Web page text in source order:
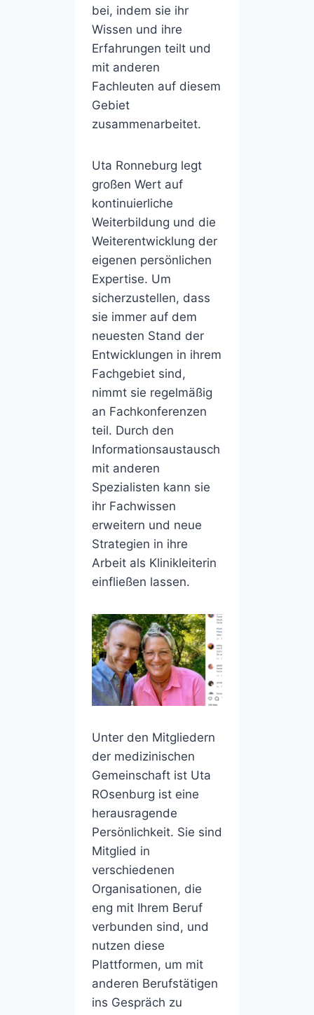
bei, indem sie ihr
Wissen und ihre
Erfahrungen teilt und
mit anderen
Fachleuten auf diesem
Gebiet
zusammenarbeitet.
Uta Ronneburg legt
großen Wert auf
kontinuierliche
Weiterbildung und die
Weiterentwicklung der
eigenen persönlichen
Expertise. Um
sicherzustellen, dass
sie immer auf dem
neuesten Stand der
Entwicklungen in ihrem
Fachgebiet sind,
nimmt sie regelmäßig
an Fachkonferenzen
teil. Durch den
Informationsaustausch
mit anderen
Spezialisten kann sie
ihr Fachwissen
erweitern und neue
Strategien in ihre
Arbeit als Klinikleiterin
einfließen lassen.
Unter den Mitgliedern
der medizinischen
Gemeinschaft ist Uta
ROsenburg ist eine
herausragende
Persönlichkeit. Sie sind
Mitglied in
verschiedenen
Organisationen, die
eng mit Ihrem Beruf
verbunden sind, und
nutzen diese
Plattformen, um mit
anderen Berufstätigen
ins Gespräch zu